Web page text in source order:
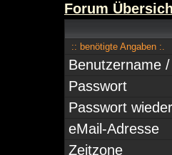
Forum
:: benötigte Angaben :.
Benutzername
Passwort
Passwort
eMail-Adresse
Zeitzone